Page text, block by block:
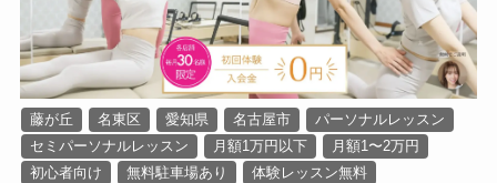
藤が丘 名東区 愛知県 名古屋市
パーソナルレッスン
セミパーソナルレッスン
月額1万円以下
月額1〜2万円
初心者向け
無料駐車場あり
体験レッスン無料